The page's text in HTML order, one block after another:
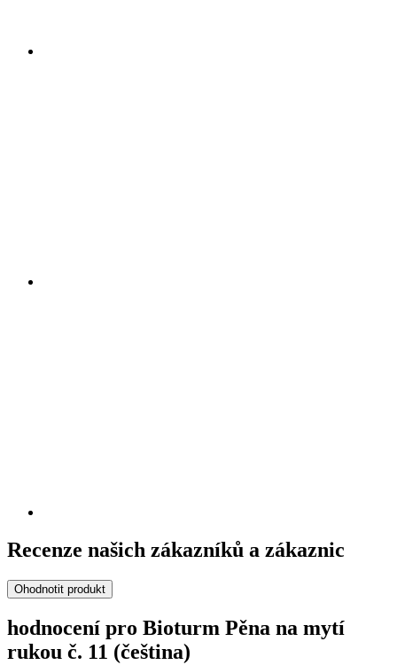
Recenze našich zákazníků a zákaznic
Ohodnotit produkt
hodnocení pro Bioturm Pěna na mytí
rukou č. 11 (čeština)